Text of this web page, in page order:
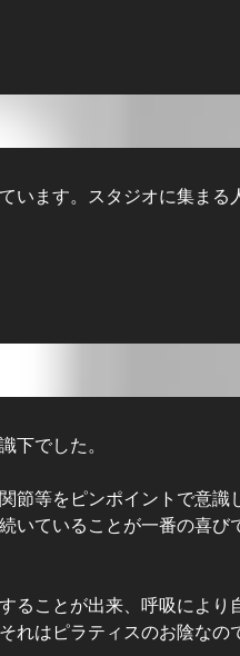
います。スタジオに集まる
下でした。
節等をピンポイントで意識
いていることが一番の喜び
ることが出来、呼吸により
はピラティスのお陰なの